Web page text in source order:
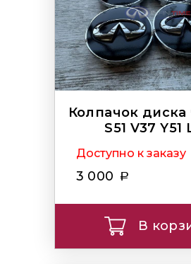
Колпачок
S51 V37 Y51
Доступно к заказу
3 000
В